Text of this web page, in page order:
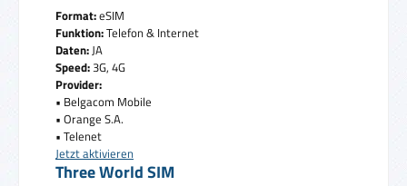
Format:eSIM
Funktion:Telefon & Internet
Daten:JA
Speed:3G, 4G
Provider:
• Belgacom Mobile
• Orange S.A.
• Telenet
Jetzt aktivieren
Three World SIM